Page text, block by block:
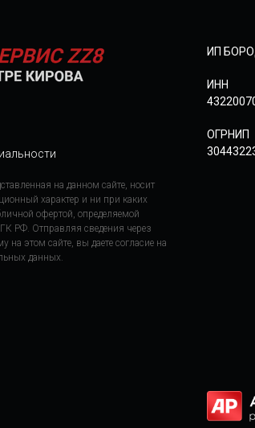
на данном сайте, носит
характер и ни при каких
офертой, определяемой
РФ. Отправляя сведения через
этом сайте, вы даете согласие на
данных.
ИП
ИНН
ОГРНИП